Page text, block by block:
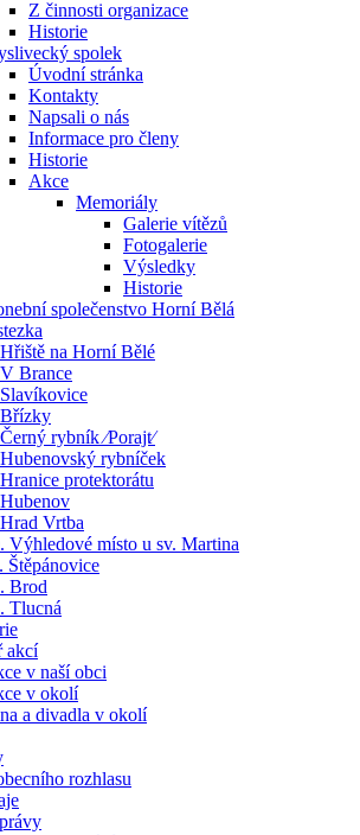
Z činnosti organizace
Historie
spolek
Úvodní stránka
Kontakty
Napsali o nás
Informace pro členy
Historie
Akce
Memoriály
Galerie vítězů
Fotogalerie
Výsledky
Historie
společenstvo Horní Bělá
na Horní Bělé
Brance
rybník ⁄Porajt⁄
rybníček
protektorátu
Vrtba
Výhledové místo u sv. Martina
Štěpánovice
Brod
Tlucná
akcí
v naší obci
v okolí
a divadla v okolí
rozhlasu